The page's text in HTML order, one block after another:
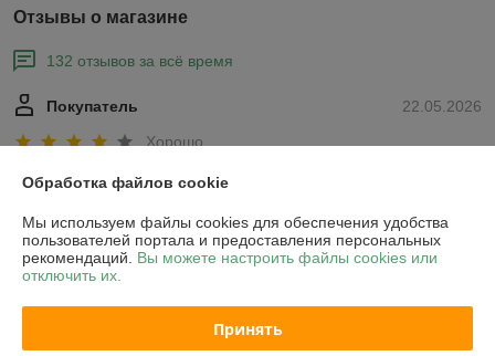
Отзывы о магазине
132 отзывов за всё время
22.05.2026
Покупатель
Хорошо
Сделка подтверждена через корзину
12.05.2026
Денис
Показать все отзывы
Обработка файлов cookie
Мы используем файлы cookies для обеспечения удобства
пользователей портала и предоставления персональных
рекомендаций. Вы можете настроить файлы cookies или
отключить их.
Принять